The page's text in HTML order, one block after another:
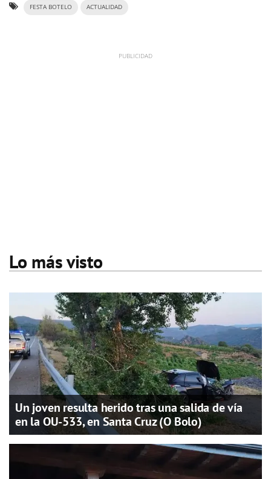
FESTA BOTELO ACTUALIDAD
Lo más visto
Un joven resulta herido tras una salida de vía
en la OU-533, en Santa Cruz (O Bolo)